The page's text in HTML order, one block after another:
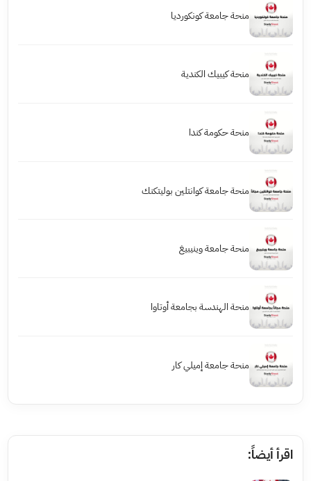
منحة جامعة كونكورديا
منحة كيبيك الكندية
منحة حكومة كندا
منحة جامعة كوانتلين بوليتكنك
منحة جامعة وينيبيغ
منحة الهندسة بجامعة أوتاوا
منحة جامعة إميلي كار
اقرأ أيضاً: